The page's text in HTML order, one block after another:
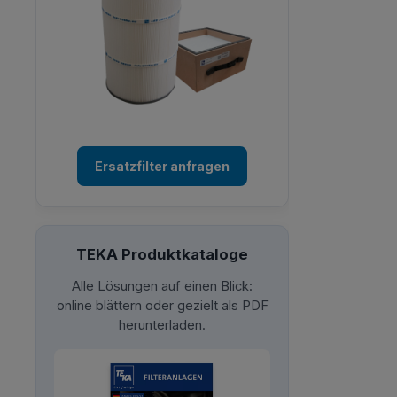
Ersatzfilter anfragen
TEKA Produktkataloge
Alle Lösungen auf einen Blick:
online blättern oder gezielt als PDF
herunterladen.